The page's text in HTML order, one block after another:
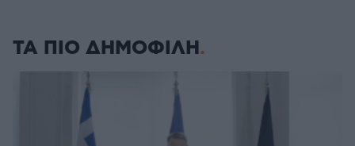
ΤΑ ΠΙΟ ΔΗΜΟΦΙΛΗ